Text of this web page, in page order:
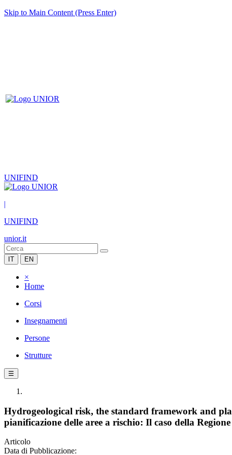
Skip to Main Content (Press Enter)
UNIFIND
|
UNIFIND
unior.it
IT EN
×
Home
Corsi
Insegnamenti
Persone
Strutture
☰
Hydrogeological risk, the standard framework and
pianificazione delle aree a rischio: Il caso della
Articolo
Data di Pubblicazione: